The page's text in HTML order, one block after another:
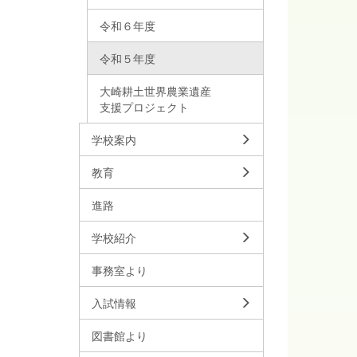
令和６年度
令和５年度
大崎耕土世界農業遺産
支援プロジェクト
学校案内
教育
進路
学校紹介
事務室より
入試情報
図書館より